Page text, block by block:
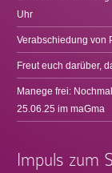
Uhr
Verabschiedung von
Freut euch darüber,
Manege frei:
25.06.25 im maGma
Impuls zum